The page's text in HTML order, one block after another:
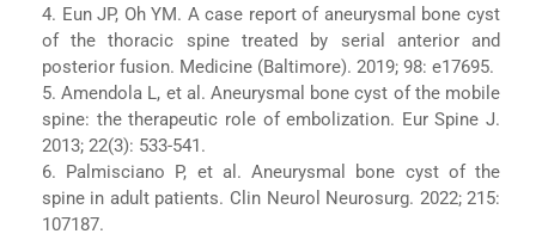
4. Eun JP, Oh YM. A case report of aneurysmal bone cyst
of the thoracic spine treated by serial anterior and
posterior fusion. Medicine (Baltimore). 2019; 98: e17695.
5. Amendola L, et al. Aneurysmal bone cyst of the mobile
spine: the therapeutic role of embolization. Eur Spine J.
2013; 22(3): 533-541.
6. Palmisciano P, et al. Aneurysmal bone cyst of the
spine in adult patients. Clin Neurol Neurosurg. 2022; 215:
107187.